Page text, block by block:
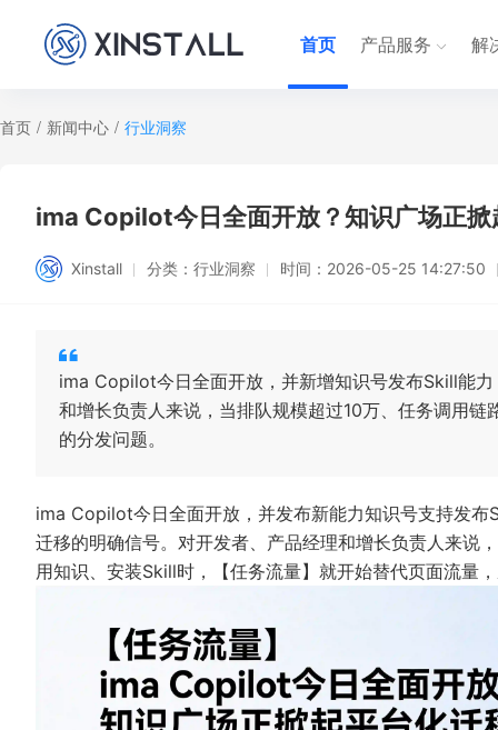
首页 产品服务 解
首页 / 新闻中心 / 行业洞察
ima Copilot今日全面开放？知识广场正掀
Xinstall 分类： 行业洞察 时间： 2026-05-25 14:27:50
ima Copilot今日全面开放，并新增知识号发布Skill能
和增长负责人来说，当排队规模超过10万、任务调用
的分发问题。
ima Copilot今日全面开放，并发布新能力知识号支持发
迁移的明确信号。对开发者、产品经理和增长负责人来说
用知识、安装Skill时，【任务流量】就开始替代页面流量